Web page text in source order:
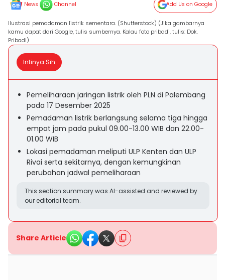
News Channel Add Us on Google
Ilustrasi pemadaman listrik sementara. (Shutterstock) (Jika gambarnya
kamu dapat dari Google, tulis sumbernya. Kalau foto pribadi, tulis: Dok.
Pribadi)
Intinya Sih
Pemeliharaan jaringan listrik oleh PLN di Palembang
pada 17 Desember 2025
Pemadaman listrik berlangsung selama tiga hingga
empat jam pada pukul 09.00-13.00 WIB dan 22.00-
01.00 WIB
Lokasi pemadaman meliputi ULP Kenten dan ULP
Rivai serta sekitarnya, dengan kemungkinan
perubahan jadwal pemeliharaan
This section summary was AI-assisted and reviewed by
our editorial team.
Share Article